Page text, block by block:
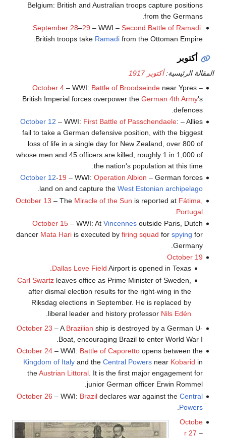
Belgium: British and Australian troops capture positions
from the Germans.
September 28–29 – WWI – Second Battle of Ramadi:
British troops take Ramadifrom the Ottoman Empire.
أكتوبر
المقالة الرئيسية:أكتوبر 1917
October 4– WWI: Battle of Broodseindenear Ypres –
British Imperial forces overpower the German 4th Army's
defences.
October 12 – WWI: First Battle of Passchendaele: – Allies
fail to take a German defensive position, with the biggest
loss of life in a single day for New Zealand, over 800 of
whose men and 45 officers are killed, roughly 1 in 1,000 of
the nation's population at this time.
October 12-19 – WWI: Operation Albion – German forces
land on and capture the West Estonian archipelago
.
October 13 – The Miracle of the Sun is reported at Fátima,
Portugal
October 15– WWI: At Vincennesoutside Paris, Dutch
dancer Mata Hariis executed by firing squad for spying for
Germany.
October 19
Dallas Love Field Airport is opened in Texas.
Carl Swartz leaves office as Prime Minister of Sweden,
after dismal election results for the right-wing in the
Riksdag elections in September. He is replaced by
liberal leader and history professor Nils Edén
October 23 – A Brazilian ship is destroyed by a German U-
Boat, encouraging Brazil to enter World War I.
October 24– WWI: Battle of Caporettoopens between the
Kingdom of Italyand the Central Powersnear Kobarid in
theAustrian Littoral. It is the first major engagement for
junior German officer Erwin Rommel.
October 26 – WWI: Brazildeclares war against the Central
Powers
Octobe
r 27 –